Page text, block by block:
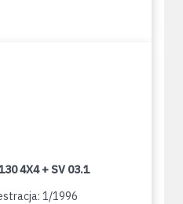
4X4 + SV 03.1
1/1996